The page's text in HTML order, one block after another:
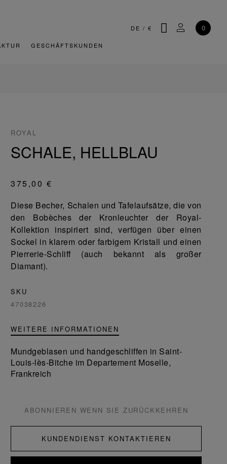
DE / € SUCHEMEIN
0
GESCHÄFTSKUNDEN
ROYAL
SCHALE, HELLBLAU
375,00 €
Diese Becher, Schalen und Tafelaufsätze, die von
den Bobèches der Kronleuchter der Royal-
Kollektion inspiriert sind, verfügen über einen
Sockel in klarem oder farbigem Kristall und einen
Pierrerie-Schliff (auch bekannt als großer
Diamant).
SKU
47038226
WEITERE INFORMATIONEN
Mundgeblasen und handgeschliffen in Saint-
Louis-lès-Bitche im Departement Moselle,
Frankreich
ABONNIEREN WENN SIE ZURÜCKKEHREN
KUNDENDIENST KONTAKTIEREN